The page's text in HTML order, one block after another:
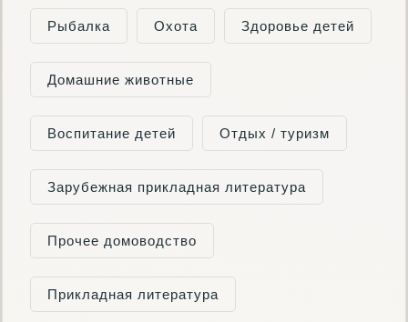
Рыбалка Охота Здоровье детей
Домашние животные
Воспитание детей Отдых / туризм
Зарубежная прикладная литература
Прочее домоводство
Прикладная литература